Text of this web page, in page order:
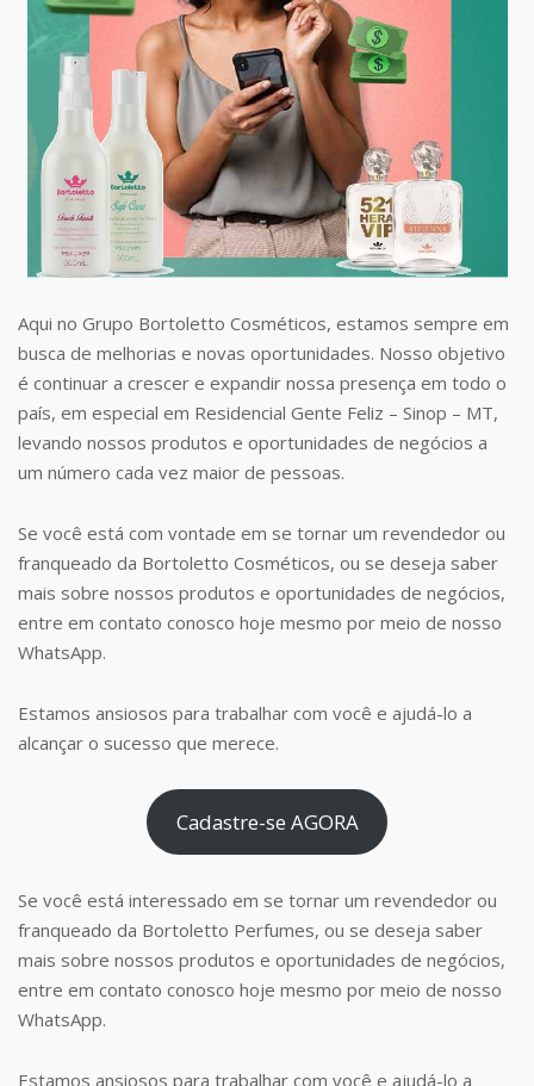
Aqui no Grupo Bortoletto Cosméticos, estamos sempre em
busca de melhorias e novas oportunidades. Nosso objetivo
é continuar a crescer e expandir nossa presença em todo o
país, em especial em Residencial Gente Feliz – Sinop – MT,
levando nossos produtos e oportunidades de negócios a
um número cada vez maior de pessoas.
Se você está com vontade em se tornar um revendedor ou
franqueado da Bortoletto Cosméticos, ou se deseja saber
mais sobre nossos produtos e oportunidades de negócios,
entre em contato conosco hoje mesmo por meio de nosso
WhatsApp.
Estamos ansiosos para trabalhar com você e ajudá-lo a
alcançar o sucesso que merece.
Cadastre-se AGORA
Se você está interessado em se tornar um revendedor ou
franqueado da Bortoletto Perfumes, ou se deseja saber
mais sobre nossos produtos e oportunidades de negócios,
entre em contato conosco hoje mesmo por meio de nosso
WhatsApp.
Estamos ansiosos para trabalhar com você e ajudá-lo a